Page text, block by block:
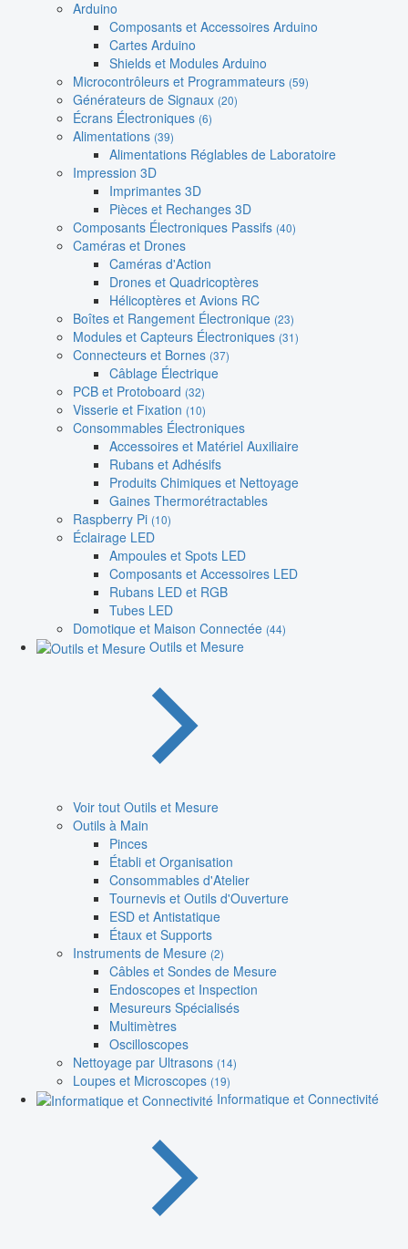
Arduino
Composants et Accessoires Arduino
Cartes Arduino
Shields et Modules Arduino
Microcontrôleurs et Programmateurs (59)
Générateurs de Signaux (20)
Écrans Électroniques (6)
Alimentations (39)
Alimentations Réglables de Laboratoire
Impression 3D
Imprimantes 3D
Pièces et Rechanges 3D
Composants Électroniques Passifs (40)
Caméras et Drones
Caméras d'Action
Drones et Quadricoptères
Hélicoptères et Avions RC
Boîtes et Rangement Électronique (23)
Modules et Capteurs Électroniques (31)
Connecteurs et Bornes (37)
Câblage Électrique
PCB et Protoboard (32)
Visserie et Fixation (10)
Consommables Électroniques
Accessoires et Matériel Auxiliaire
Rubans et Adhésifs
Produits Chimiques et Nettoyage
Gaines Thermorétractables
Raspberry Pi (10)
Éclairage LED
Ampoules et Spots LED
Composants et Accessoires LED
Rubans LED et RGB
Tubes LED
Domotique et Maison Connectée (44)
Outils et Mesure
Voir tout Outils et Mesure
Outils à Main
Pinces
Établi et Organisation
Consommables d'Atelier
Tournevis et Outils d'Ouverture
ESD et Antistatique
Étaux et Supports
Instruments de Mesure (2)
Câbles et Sondes de Mesure
Endoscopes et Inspection
Mesureurs Spécialisés
Multimètres
Oscilloscopes
Nettoyage par Ultrasons (14)
Loupes et Microscopes (19)
Informatique et Connectivité